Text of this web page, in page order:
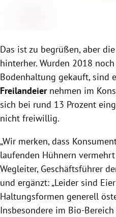
Das ist zu begrüßen, aber
hinterher. Wurden 2018
Bodenhaltung gekauft, sind
Freilandeiernehmen im
sich bei rund 13 Prozent
nicht freiwillig.
„Wir merken, dass
laufenden Hühnern vermehrt
Wegleiter, Geschäftsführer
und ergänzt: „Leider sind
Haltungsformen generell
Insbesondere im Bio-